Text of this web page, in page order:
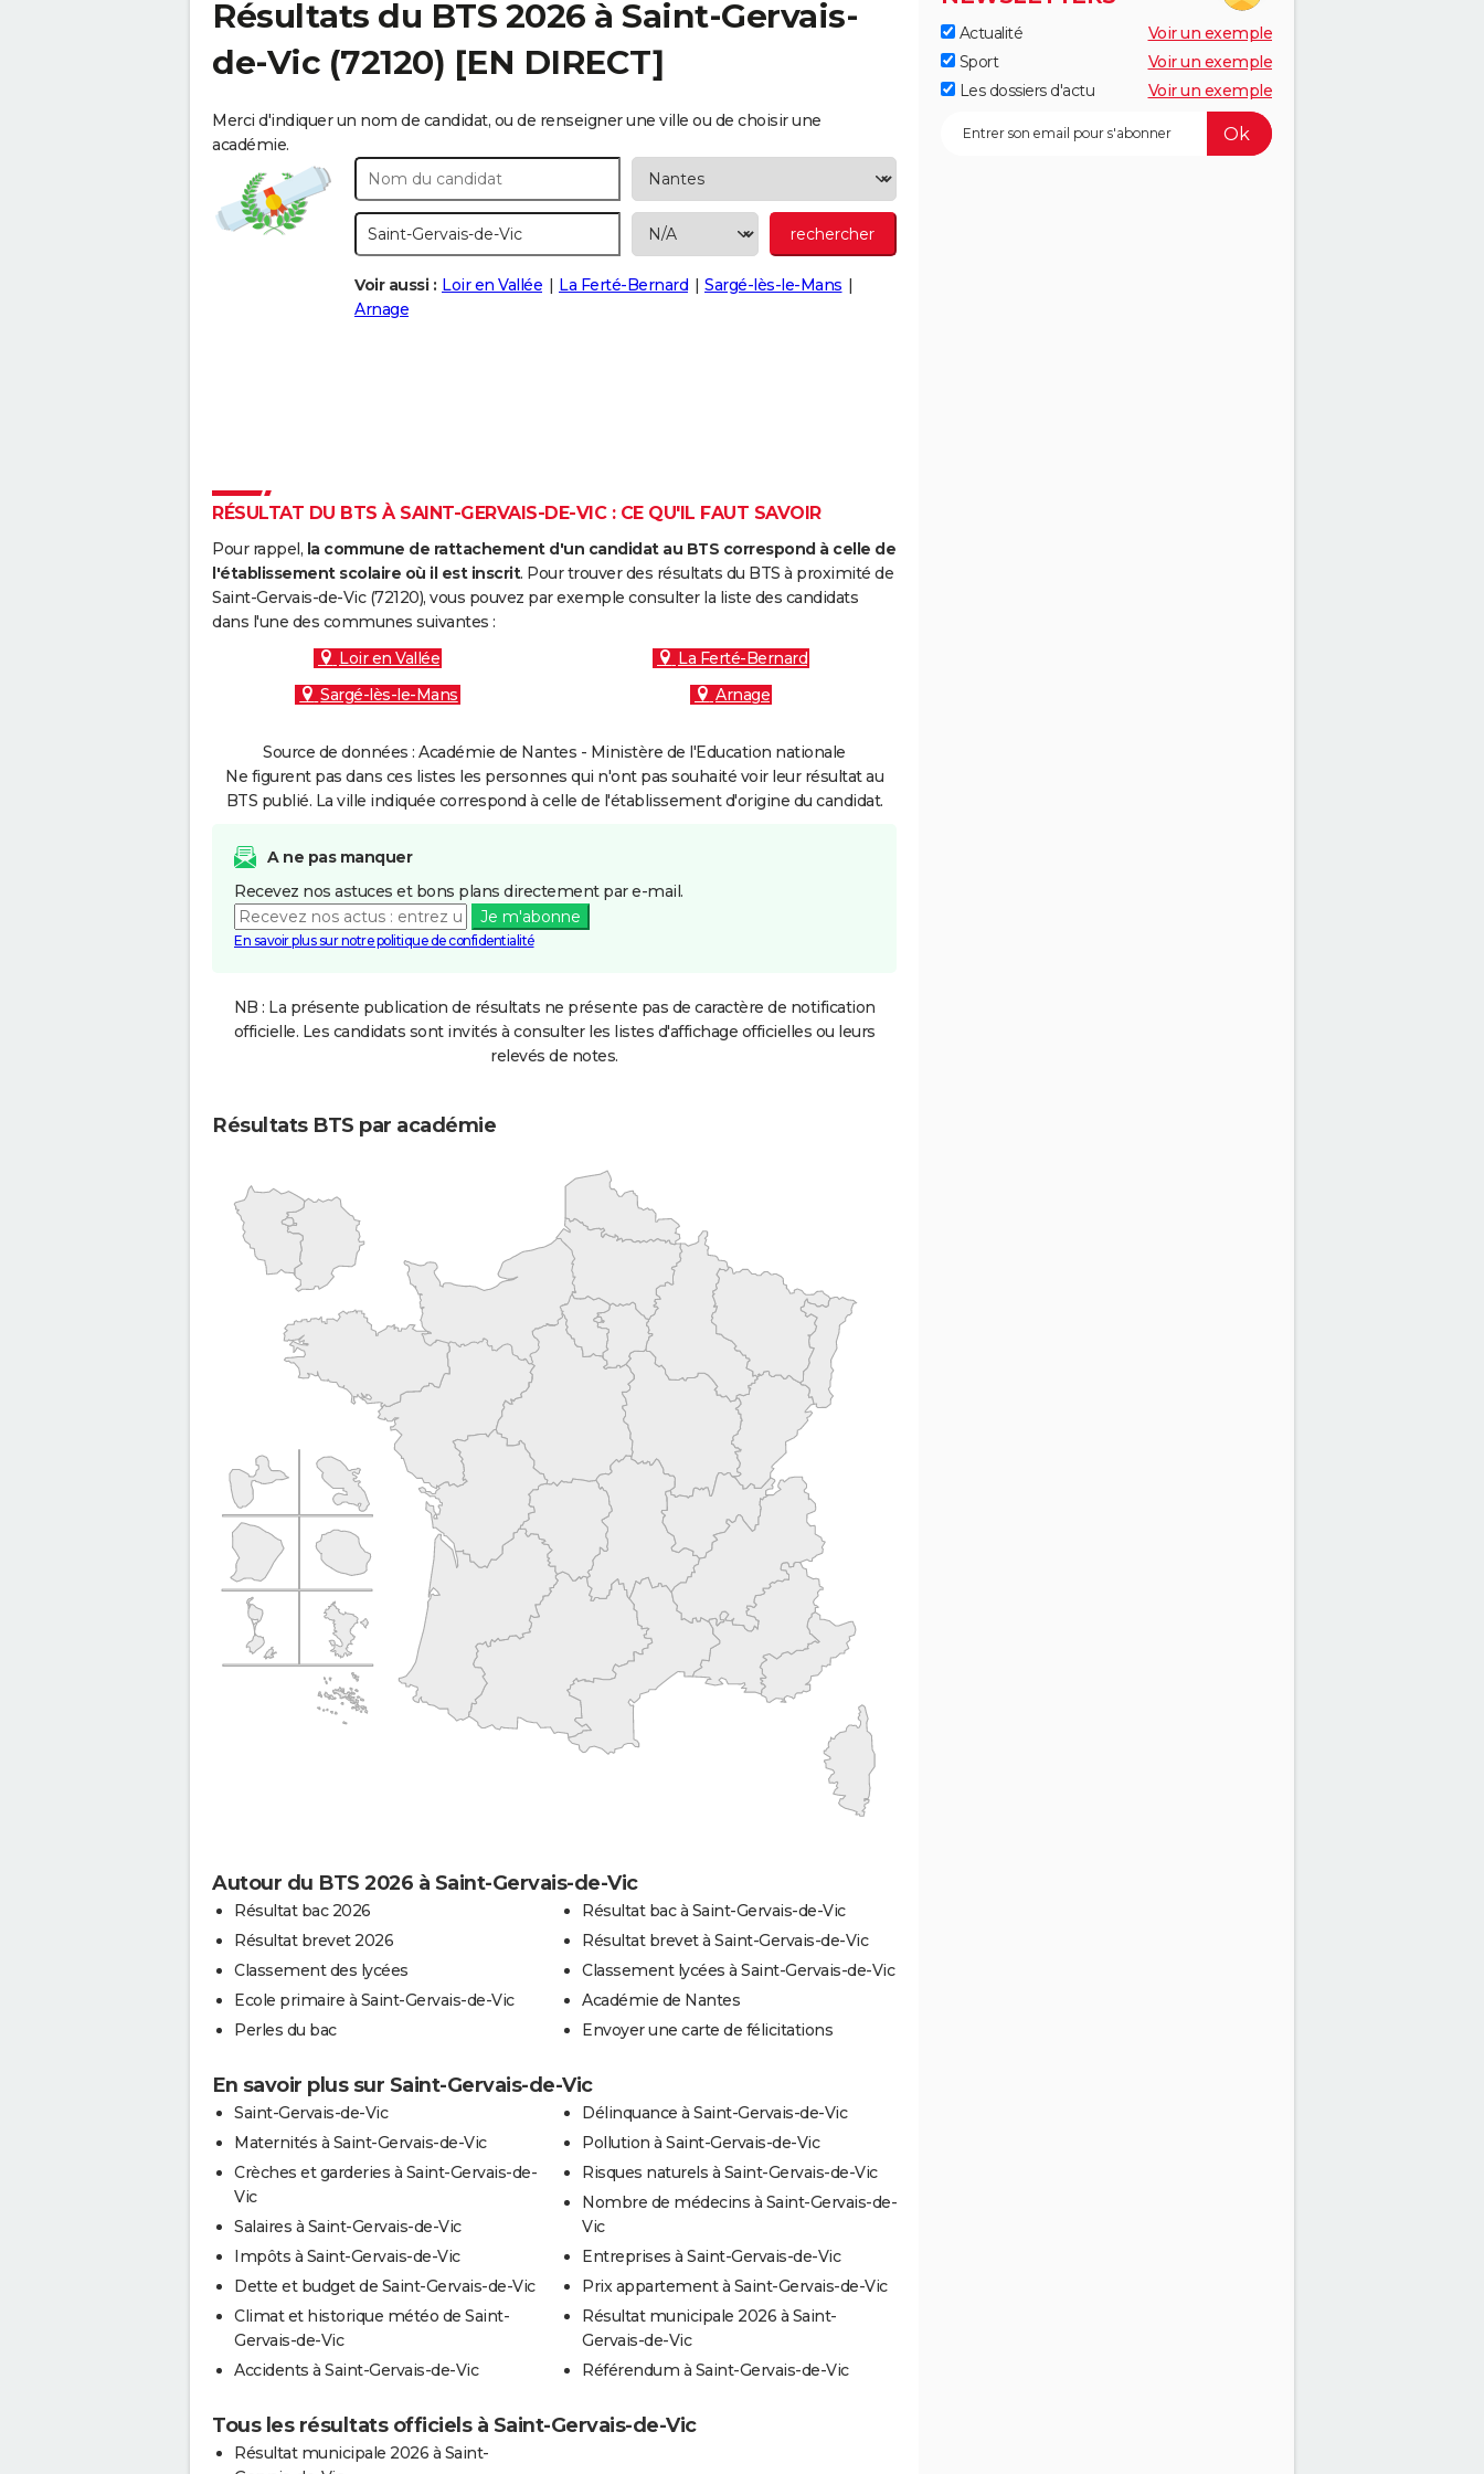
Résultats du BTS 2026 à Saint-Gervais-
de-Vic (72120) [EN DIRECT]
Merci d'indiquer un nom de candidat, ou de renseigner une ville ou de choisir une
académie.
Voir aussi : Loir en Vallée La Ferté-Bernard
Sargé-lès-le-Mans
Arnage
RÉSULTAT DU BTS À SAINT-GERVAIS-DE-VIC : CE QU'IL FAUT SAVOIR
Pour rappel, la commune de rattachement d'un candidat au BTS correspond à celle de
l'établissement scolaire où il est inscrit. Pour trouver des résultats du BTS à proximité de
Saint-Gervais-de-Vic (72120), vous pouvez par exemple consulter la liste des candidats
dans l'une des communes suivantes :
Loir en Vallée
La Ferté-Bernard
Sargé-lès-le-Mans
Arnage
Source de données : Académie de Nantes - Ministère de l'Education nationale
Ne figurent pas dans ces listes les personnes qui n'ont pas souhaité voir leur résultat au
BTS publié. La ville indiquée correspond à celle de l'établissement d'origine du candidat.
A ne pas manquer
Recevez nos astuces et bons plans directement par e-mail.
Je m'abonne
En savoir plus sur notre politique de confidentialité
NB : La présente publication de résultats ne présente pas de caractère de notification
officielle. Les candidats sont invités à consulter les listes d'affichage officielles ou leurs
relevés de notes.
Résultats BTS par académie
Autour du BTS 2026 à Saint-Gervais-de-Vic
Résultat bac 2026
Résultat brevet 2026
Classement des lycées
Ecole primaire à Saint-Gervais-de-Vic
Perles du bac
Résultat bac à Saint-Gervais-de-Vic
Résultat brevet à Saint-Gervais-de-Vic
Classement lycées à Saint-Gervais-de-Vic
Académie de Nantes
Envoyer une carte de félicitations
En savoir plus sur Saint-Gervais-de-Vic
Saint-Gervais-de-Vic
Maternités à Saint-Gervais-de-Vic
Crèches et garderies à Saint-Gervais-de-
Vic
Salaires à Saint-Gervais-de-Vic
Impôts à Saint-Gervais-de-Vic
Dette et budget de Saint-Gervais-de-Vic
Climat et historique météo de Saint-
Gervais-de-Vic
Accidents à Saint-Gervais-de-Vic
Délinquance à Saint-Gervais-de-Vic
Pollution à Saint-Gervais-de-Vic
Risques naturels à Saint-Gervais-de-Vic
Nombre de médecins à Saint-Gervais-de-
Vic
Entreprises à Saint-Gervais-de-Vic
Prix appartement à Saint-Gervais-de-Vic
Résultat municipale 2026 à Saint-
Gervais-de-Vic
Référendum à Saint-Gervais-de-Vic
Tous les résultats officiels à Saint-Gervais-de-Vic
Résultat municipale 2026 à Saint-
Actualité
Voir un exemple
Sport
Voir un exemple
Les dossiers d'actu
Voir un exemple